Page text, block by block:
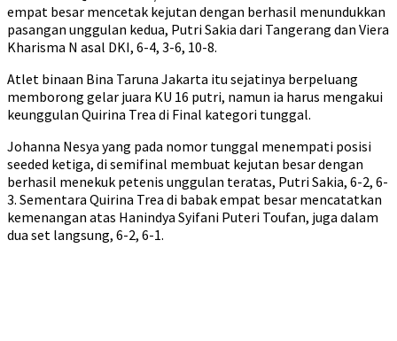
empat besar mencetak kejutan dengan berhasil menundukkan
pasangan unggulan kedua, Putri Sakia dari Tangerang dan Viera
Kharisma N asal DKI, 6-4, 3-6, 10-8.
Atlet binaan Bina Taruna Jakarta itu sejatinya berpeluang
memborong gelar juara KU 16 putri, namun ia harus mengakui
keunggulan Quirina Trea di Final kategori tunggal.
Johanna Nesya yang pada nomor tunggal menempati posisi
seeded ketiga, di semifinal membuat kejutan besar dengan
berhasil menekuk petenis unggulan teratas, Putri Sakia, 6-2, 6-
3. Sementara Quirina Trea di babak empat besar mencatatkan
kemenangan atas Hanindya Syifani Puteri Toufan, juga dalam
dua set langsung, 6-2, 6-1.